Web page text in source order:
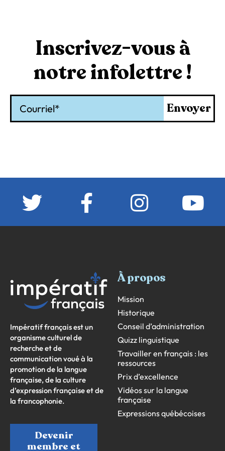
Inscrivez-vous à
notre infolettre !
Envoyer
Impératif français est un
organisme culturel de
recherche et de
communication voué à la
promotion de la langue
française, de la culture
d’expression française et de
la francophonie.
Devenir
membre et
À propos
Mission
Historique
Conseil d’administration
Quizz linguistique
Travailler en français : les
ressources
Prix d’excellence
Vidéos sur la langue
française
Expressions québécoises